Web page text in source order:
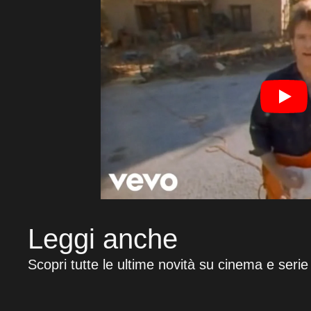
Leggi anche
Scopri tutte le ultime novità su cinema e serie